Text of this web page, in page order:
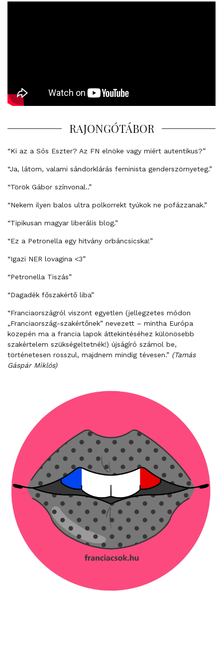
RAJONGÓTÁBOR
“Ki az a Sós Eszter? Az FN elnöke vagy miért autentikus?”
“Ja, látom, valami sándorklárás feminista genderszörnyeteg.”
“Török Gábor színvonal..”
“Nekem ilyen balos ultra polkorrekt tyúkok ne pofázzanak.”
“Tipikusan magyar liberális blog.”
“Ez a Petronella egy hitvány orbáncsicska!”
“Igazi NER lovagina <3”
“Petronella Tiszás”
“Dagadék főszakértő liba”
“Franciaországról viszont egyetlen (jellegzetes módon
„Franciaország-szakértőnek” nevezett – mintha Európa
közepén ma a francia lapok áttekintéséhez különösebb
szakértelem szükségeltetnék!) újságíró számol be,
történetesen rosszul, majdnem mindig tévesen.” (Tamás
Gáspár Miklós)